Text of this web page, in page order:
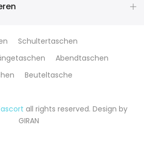
Schultertaschen
Abendtaschen
Beuteltasche
all rights reserved. Design by
GIRAN